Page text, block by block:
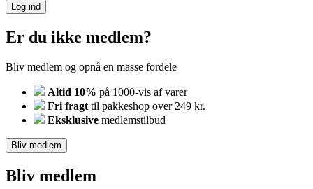
Log ind
Er du ikke medlem?
Bliv medlem og opnå en masse fordele
Altid 10% på 1000-vis af varer
Fri fragt til pakkeshop over 249 kr.
Eksklusive medlemstilbud
Bliv medlem
Bliv medlem